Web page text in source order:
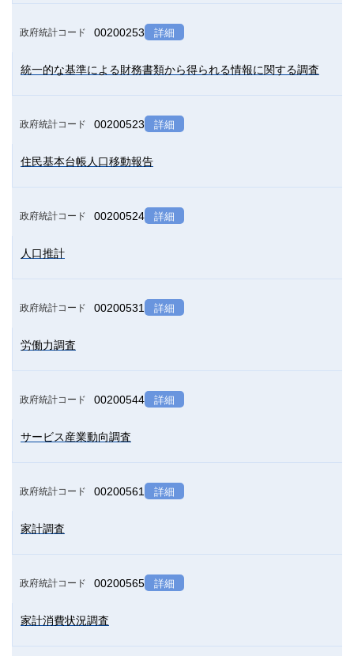
政府統計コード 00200253 詳細
統一的な基準による財務書類から得られる情報に関する調査
政府統計コード 00200523 詳細
住民基本台帳人口移動報告
政府統計コード 00200524 詳細
人口推計
政府統計コード 00200531 詳細
労働力調査
政府統計コード 00200544 詳細
サービス産業動向調査
政府統計コード 00200561 詳細
家計調査
政府統計コード 00200565 詳細
家計消費状況調査